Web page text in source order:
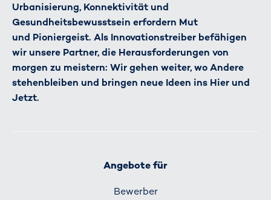
Urbanisierung, Konnektivität und
Gesundheitsbewusstsein erfordern Mut
und Pioniergeist. Als Innovationstreiber befähigen
wir unsere Partner, die Herausforderungen von
morgen zu meistern: Wir gehen weiter, wo Andere
stehenbleiben und bringen neue Ideen ins Hier und
Jetzt.
Angebote für
Bewerber